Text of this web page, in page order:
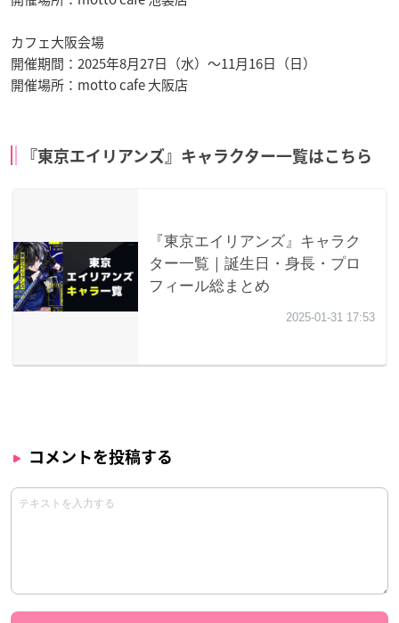
カフェ大阪会場
開催期間：2025年8月27日（水）～11月16日（日）
開催場所：motto cafe 大阪店
『東京エイリアンズ』キャラクター一覧はこちら
コメントを投稿する